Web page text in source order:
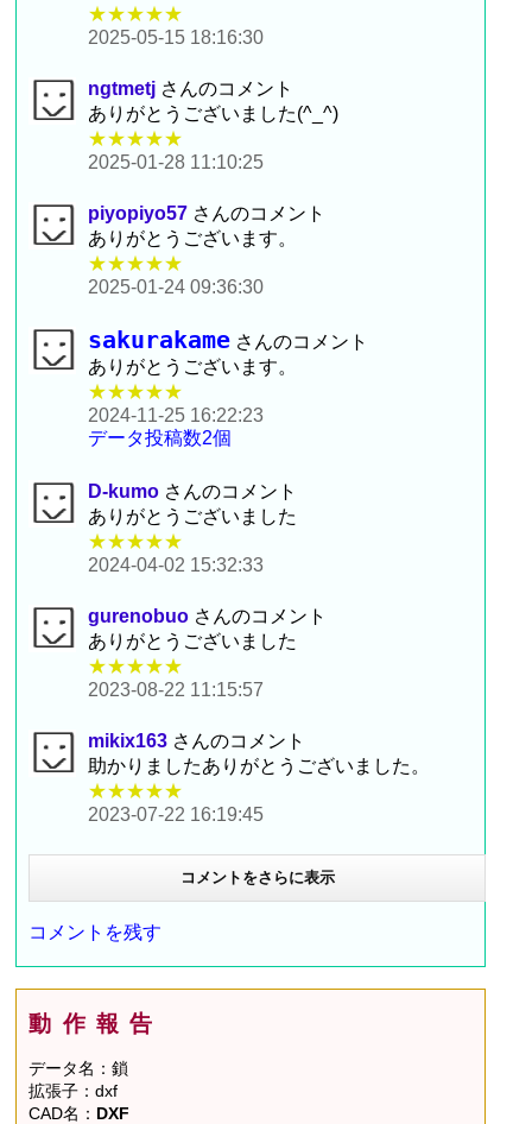
★★★★★
2025-05-15 18:16:30
ngtmetj さんのコメント
ありがとうございました(^_^)
★★★★★
2025-01-28 11:10:25
piyopiyo57 さんのコメント
ありがとうございます。
★★★★★
2025-01-24 09:36:30
sakurakame さんのコメント
ありがとうございます。
★★★★★
2024-11-25 16:22:23
データ投稿数2個
D-kumo さんのコメント
ありがとうございました
★★★★★
2024-04-02 15:32:33
gurenobuo さんのコメント
ありがとうございました
★★★★★
2023-08-22 11:15:57
mikix163 さんのコメント
助かりましたありがとうございました。
★★★★★
2023-07-22 16:19:45
コメントをさらに表示
コメントを残す
動作報告
データ名：鎖
拡張子：dxf
CAD名： DXF